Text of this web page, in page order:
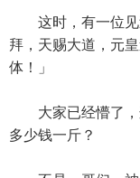
这时，有一位见
拜，天赐大道，元
体！」
大家已经懵了，
多少钱一斤？